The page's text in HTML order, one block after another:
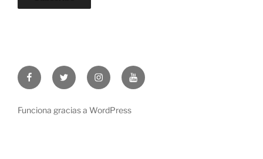
FacebookTwitter InstagramYoutube
Funciona gracias a WordPress